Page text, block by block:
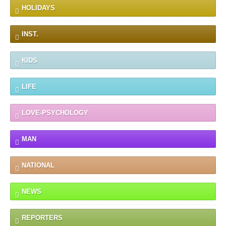
HOLIDAYS
INST.
KIDS
LIFE
LOVE-PSYCHOLOGY
MAN
NATIONAL
NEWS
REPORTERS